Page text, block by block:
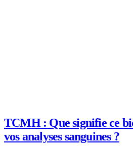
TCMH : Que signifie ce
vos analyses sanguines ?